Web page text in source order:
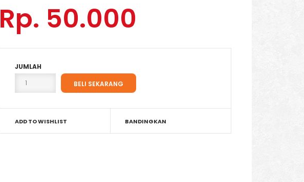
Rp. 50.000
JUMLAH
ADD TO WISHLIST BANDINGKAN